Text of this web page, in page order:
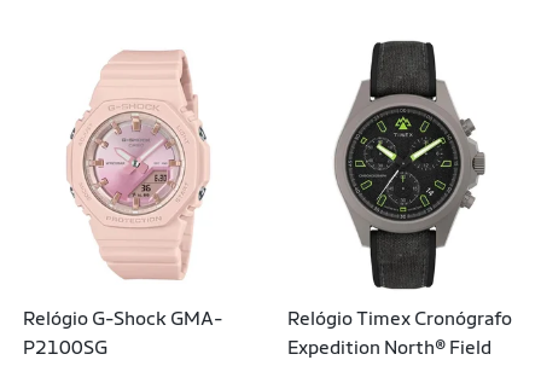
Relógio G-Shock GMA-
P2100SG
Relógio Timex Cronógrafo
Expedition North® Field